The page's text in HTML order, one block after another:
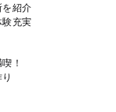
紹介
充実
！